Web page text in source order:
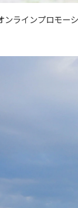
ンラインプロモー